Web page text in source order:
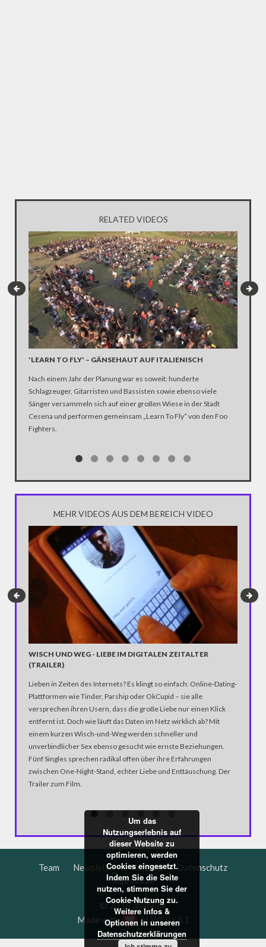
RELATED VIDEOS
'LEARN TO FLY' – GÄNSEHAUT AUF ITALIENISCH
Nach einem Jahr der Planung war es soweit: hunderte
Schlagzeuger, Gitarristen und Bassisten sowie ebenso viele
Sänger versammeln sich auf einer großen Wiese in der Stadt
Cesena und performen gemeinsam „Learn To Fly“ von den Foo
Fighters.
MEHR VIDEOS AUS DEM BEREICH VIDEO
WISCH UND WEG - LIEBE IM DIGITALEN ZEITALTER
(TRAILER)
Lieben in Zeiten des Internets? Es klingt so einfach: Online-Dating-
Plattformen wie Tinder, Parship oder OkCupid – sie alle
versprechen ihren Usern, dass die große Liebe nur einen Klick
entfernt ist. Doch wie läuft das Daten im Netz wirklich ab? Mit
einem kurzen Wisch-und-Weg werden schneller und
unverbindlicher Sex ebenso gesucht wie ernste Beziehungen.
Fünf Singles sprechen radikal offen über ihre Erfahrungen
zwischen One-Night-Stand, echter Liebe und Enttäuschung. Der
Trailer zum Film.
Team Newsletter Kontakt
Datenschutz
Impressum
© 2016 dbate.de
Made with
atWERK4.1
Um das
Nutzungserlebnis auf
dieser Website zu
optimieren, werden
Cookies eingesetzt.
Indem Sie die Seite
nutzen, stimmen Sie der
Cookie-Nutzung zu.
Weitere Infos &
Optionen in unseren
Datenschutzerklärungen